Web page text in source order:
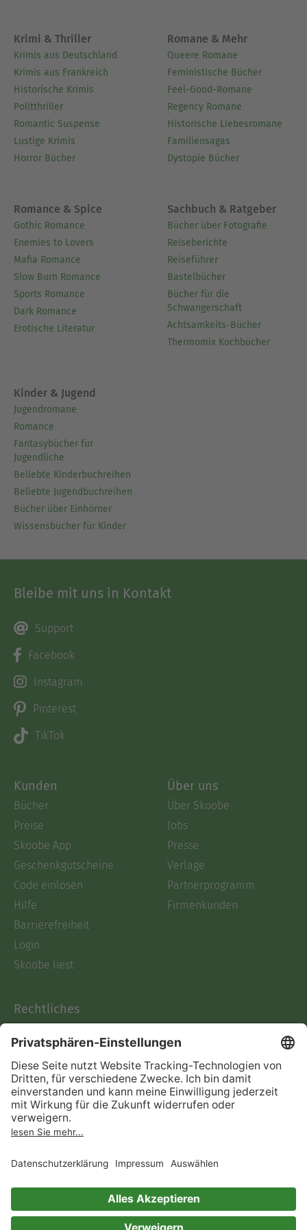
Krimi & Thriller
Krimis aus Deutschland
Krimis aus Frankreich
Historische Krimis
Politthriller
Romantic Suspense
Lustige Krimis
Horror Bücher
Romane & Mehr
Queere Romane
Feministische Bücher
Feel-Good-Romane
Regency Romane
Historische Liebesromane
Familiensagas
Dystopie Bücher
Romance & Spice
Gothic Romance
Enemies to Lovers
Mafia Romance
Slow Burn Romance
Sports Romance
Dark Romance
Erotische Literatur
Sachbuch & Ratgeber
Bücher über Fotografie
Reiseberichte
Reiseführer
Bastelbücher
Bücher für die
Schwangerschaft
Achtsamkeits-Bücher
Thermomix Kochbücher
Kinder & Jugend
Jugendromane
Romance
Fantasybücher für
Jugendliche
Beliebte Kinderbuchreihen
Beliebte Jugendbuchreihen
Bücher über Einhörner
Wissensbücher für Kinder
Bleibe mit uns in Kontakt
Support
Facebook
Instagram
Pinterest
TikTok
Kunden
Bücher
Preise
Skoobe App
Geschenkgutscheine
Code einlösen
Hilfe
Barrierefreiheit
Login
Skoobe liest
Über uns
Über Skoobe
Jobs
Presse
Verlage
Partnerprogramm
Firmenkunden
Rechtliches
AGB
Informationen nach Data
Act
Verträge hier kündigen
Impressum
Immer ein gutes Buch